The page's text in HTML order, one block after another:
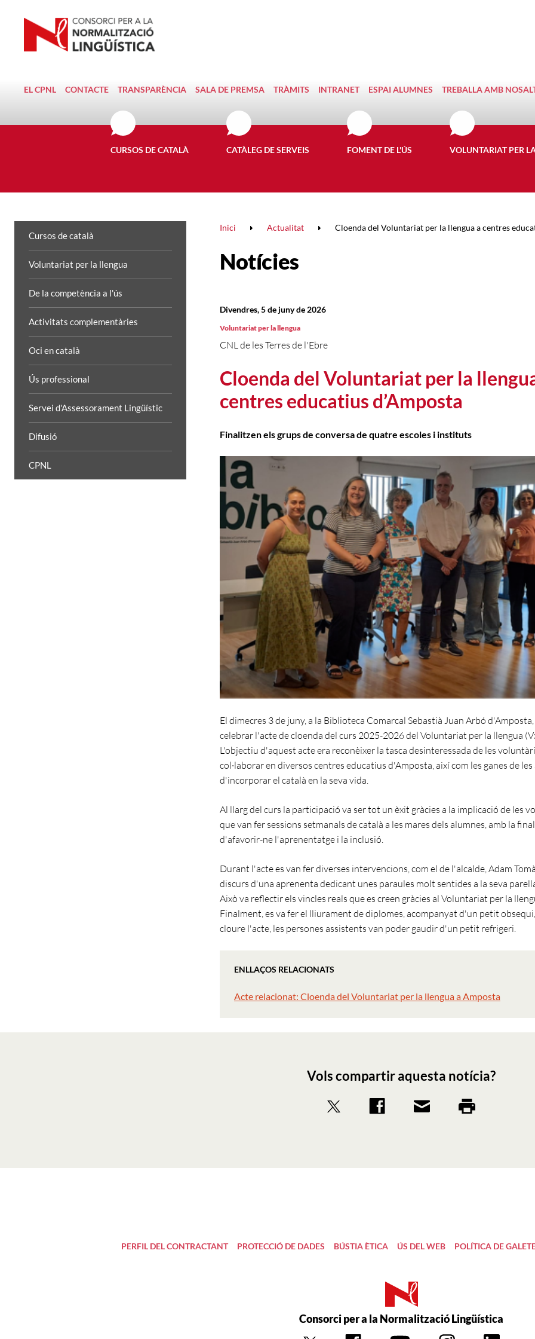
EL CPNL CONTACTE TRANSPARÈNCIA SALA DE PREMSA TRÀMITS INTRANET ESPAI ALUMNES TREBALLA AMB
CURSOS DE CATALÀ CATÀLEG DE SERVEIS FOMENT DE L'ÚS VOLUNTARIAT PER
Cursos de català
Voluntariat per la llengua
De la competència a l'ús
Activitats complementàries
Oci en català
Ús professional
Servei d'Assessorament Lingüístic
Difusió
CPNL
Inici Actualitat Cloenda del Voluntariat per la llengua a centres
Notícies
Cloenda del Voluntariat per la
centres educatius d’Amposta
CNL de les Terres de l'Ebre
Divendres, 5 de juny de 2026
Voluntariat per la llengua
Finalitzen els grups de conversa de quatre escoles i instituts
El dimecres 3 de juny, a la Biblioteca Comarcal Sebastià Juan Arbó d'Amposta,
celebrar l'acte de cloenda del curs 2025-2026 del Voluntariat per la llengua
L'objectiu d'aquest acte era reconèixer la tasca desinteressada de les
col·laborar en diversos centres educatius d'Amposta, així com les ganes de
d'incorporar el català en la seva vida.
Al llarg del curs la participació va ser tot un èxit gràcies a la implicació de les
que van fer sessions setmanals de català a les mares dels alumnes, amb la
d'afavorir-ne l'aprenentatge i la inclusió.
Durant l'acte es van fer diverses intervencions, com el de l'alcalde, Adam
discurs d'una aprenenta dedicant unes paraules molt sentides a la seva
Això va reflectir els vincles reals que es creen gràcies al Voluntariat per la
Finalment, es va fer el lliurament de diplomes, acompanyat d'un petit
cloure l'acte, les persones assistents van poder gaudir d'un petit refrigeri.
ENLLAÇOS RELACIONATS
Acte relacionat: Cloenda del Voluntariat per la llengua a Amposta
Vols compartir aquesta notícia?
PERFIL DEL CONTRACTANT PROTECCIÓ DE DADES BÚSTIA ÈTICA ÚS DEL WEB POLÍTICA DE
Consorci per a la Normalització Lingüística